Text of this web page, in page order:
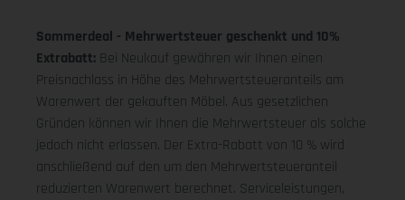
Sommerdeal - Mehrwertsteuer geschenkt und 10%
Extrabatt: Bei Neukauf gewähren wir Ihnen einen
Preisnachlass in Höhe des Mehrwertsteueranteils am
Warenwert der gekauften Möbel. Aus gesetzlichen
Gründen können wir Ihnen die Mehrwertsteuer als solche
jedoch nicht erlassen. Der Extra-Rabatt von 10 % wird
anschließend auf den um den Mehrwertsteueranteil
reduzierten Warenwert berechnet. Serviceleistungen,